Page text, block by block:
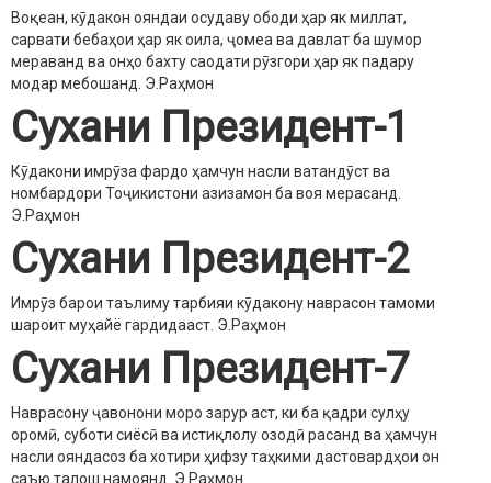
Воқеан, кӯдакон ояндаи осудаву ободи ҳар як миллат,
сарвати бебаҳои ҳар як оила, ҷомеа ва давлат ба шумор
мераванд ва онҳо бахту саодати рӯзгори ҳар як падару
модар мебошанд. Э.Раҳмон
Сухани Президент-1
Кӯдакони имрӯза фардо ҳамчун насли ватандӯст ва
номбардори Тоҷикистони азизамон ба воя мерасанд.
Э.Раҳмон
Сухани Президент-2
Имрӯз барои таълиму тарбияи кӯдакону наврасон тамоми
шароит муҳайё гардидааст. Э.Раҳмон
Сухани Президент-7
Наврасону ҷавонони моро зарур аст, ки ба қадри сулҳу
оромӣ, суботи сиёсӣ ва истиқлолу озодӣ расанд ва ҳамчун
насли ояндасоз ба хотири ҳифзу таҳкими дастовардҳои он
саъю талош намоянд. Э.Раҳмон